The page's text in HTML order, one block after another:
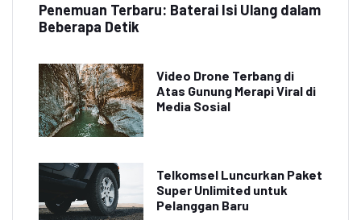
Penemuan Terbaru: Baterai Isi Ulang dalam
Beberapa Detik
Video Drone Terbang di
Atas Gunung Merapi Viral di
Media Sosial
Telkomsel Luncurkan Paket
Super Unlimited untuk
Pelanggan Baru